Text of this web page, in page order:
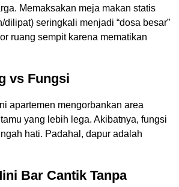
Memaksakan meja makan statis
dilipat) seringkali menjadi “dosa besar”
ruang sempit karena mematikan
vs Fungsi
apartemen mengorbankan area
yang lebih lega. Akibatnya, fungsi
hati. Padahal, dapur adalah
Bar Cantik Tanpa